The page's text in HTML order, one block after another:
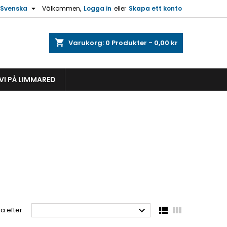
Välkommen, Logga in eller Skapa ett konto
Svenska 
shopping_cart Varukorg: 0 Produkter - 0,00 kr
PÅ LIMMARED
efter:   